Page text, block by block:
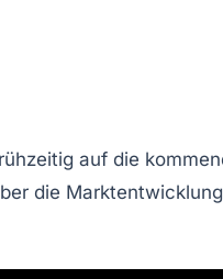
auf die
die